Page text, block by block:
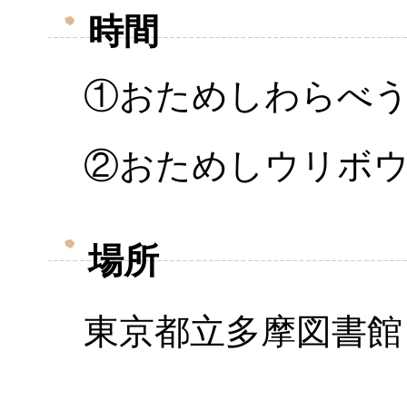
時間
①おためしわら
②おためしウリ
場所
東京都立多摩図